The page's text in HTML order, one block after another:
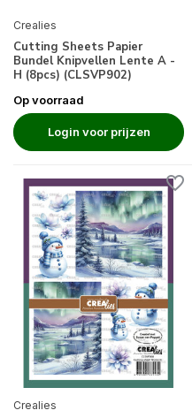
Crealies
Cutting Sheets Papier
Bundel Knipvellen Lente A -
H (8pcs) (CLSVP902)
Op voorraad
Login voor prijzen
Crealies